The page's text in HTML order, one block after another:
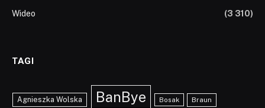
Wideo
(3 310)
TAGI
Agnieszka Wolska BanBye Bosak Braun